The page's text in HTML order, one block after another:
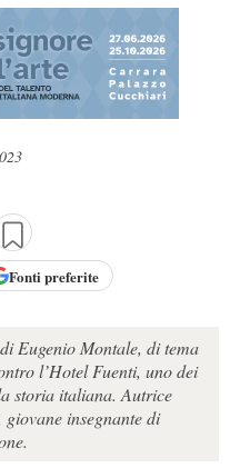
Fonti preferite
Eugenio Montale, di tema
l’Hotel Fuenti, uno dei
storia italiana. Autrice
insegnante di